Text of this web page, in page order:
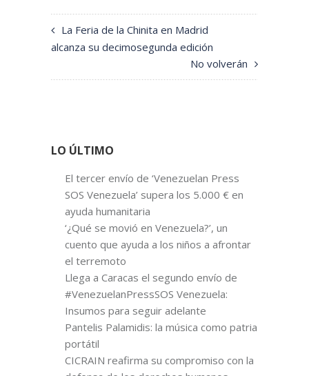
La Feria de la Chinita en Madrid
alcanza su decimosegunda edición
No volverán
LO ÚLTIMO
El tercer envío de ‘Venezuelan Press
SOS Venezuela’ supera los 5.000 € en
ayuda humanitaria
‘¿Qué se movió en Venezuela?’, un
cuento que ayuda a los niños a afrontar
el terremoto
Llega a Caracas el segundo envío de
#VenezuelanPressSOS Venezuela:
Insumos para seguir adelante
Pantelis Palamidis: la música como patria
portátil
CICRAIN reafirma su compromiso con la